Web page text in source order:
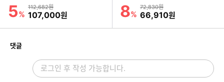
할인률
5%
상품금액
112,682원
할인금액
107,000원
할인률
8%
상품금액
72,830원
할인금액
66,910원
댓글개